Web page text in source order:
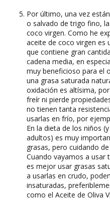
Por último, una vez
o salvado de trigo fino,
coco virgen. Como he
aceite de coco virgen es
que contiene gran
cadena media, en
muy beneficioso para el
una grasa saturada
oxidación es altísima,
freír ni pierde
no tienen tanta
usarlas en frío, por
En la dieta de los niños
adultos) es muy
grasas, pero cuidando
Cuando vayamos a usar
es mejor usar grasas
a usarlas en crudo,
insaturadas,
como el Aceite de Oliva